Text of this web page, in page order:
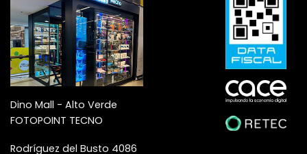
Dino Mall - Alto Verde
FOTOPOINT TECNO
Rodríguez del Busto 4086